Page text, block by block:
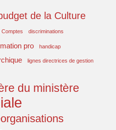
de la Culture
discriminations
pro handicap
lignes directrices de gestion
du ministère